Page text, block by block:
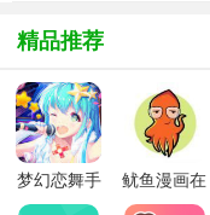
2、游戏可以获取大量
包。
3、趣味十足的闯关模
不相同。
精品推荐
梦幻恋舞手
游
鱿鱼漫画在
线版